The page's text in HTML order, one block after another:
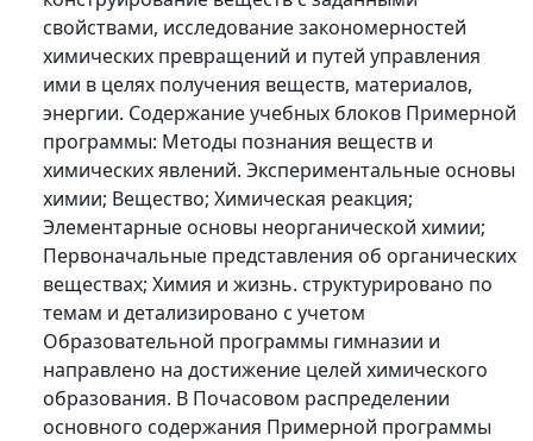
свойствами, исследование закономерностей
химических превращений и путей управления
ими в целях получения веществ, материалов,
энергии. Содержание учебных блоков Примерной
программы: Методы познания веществ и
химических явлений. Экспериментальные основы
химии; Вещество; Химическая реакция;
Элементарные основы неорганической химии;
Первоначальные представления об органических
веществах; Химия и жизнь. структурировано по
темам и детализировано с учетом
Образовательной программы гимназии и
направлено на достижение целей химического
образования. В Почасовом распределении
основного содержания Примерной программы